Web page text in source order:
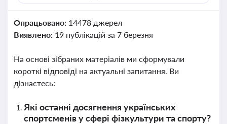
Опрацьовано: 14478 джерел
Виявлено: 19 публікацій за 7 березня
На основі зібраних матеріалів ми сформували
короткі відповіді на актуальні запитання. Ви
дізнаєтесь:
Які останні досягнення українських
спортсменів у сфері фізкультури та спорту?